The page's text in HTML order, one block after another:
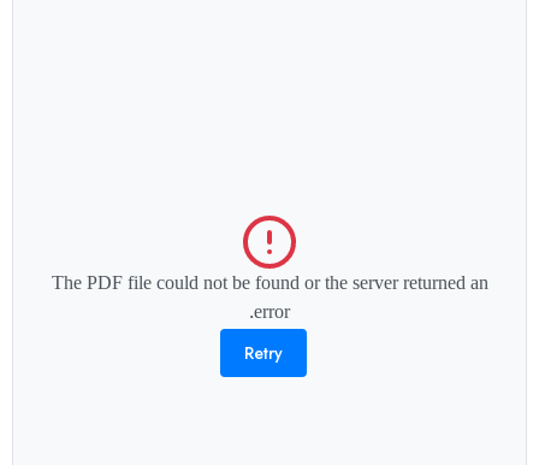
The PDF file could not be found or the server returned an
error.
Retry